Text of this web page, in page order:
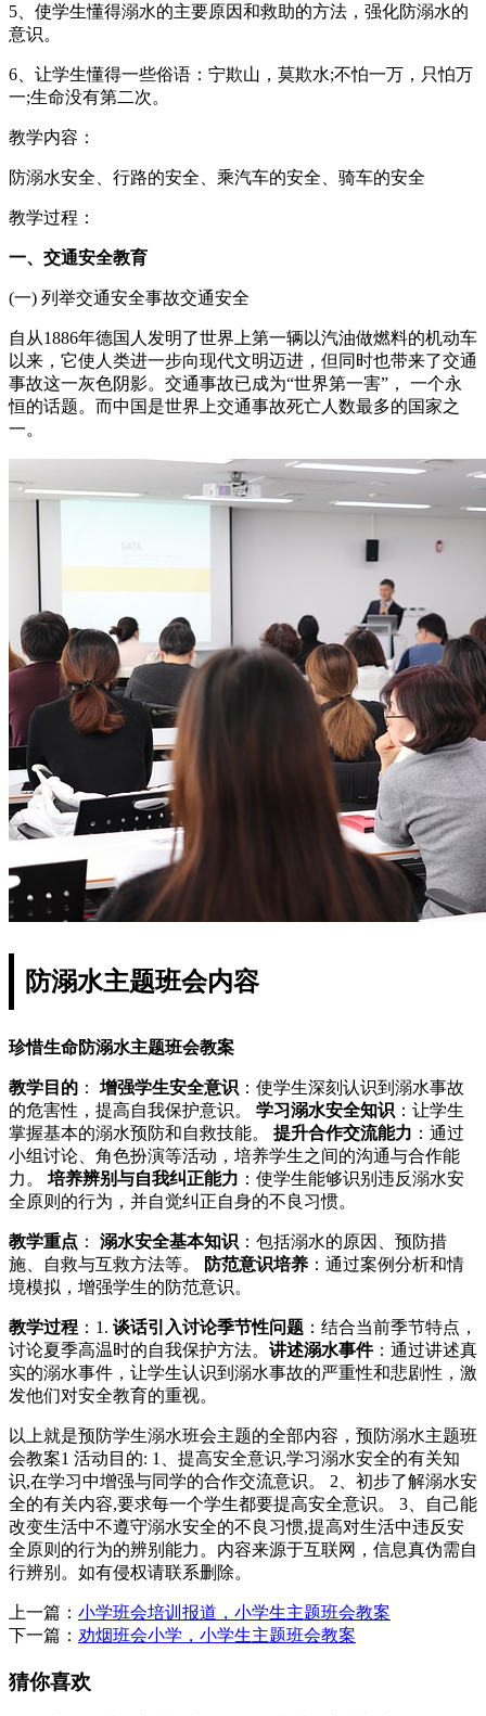
5、使学生懂得溺水的主要原因和救助的方法，强化防溺水的
意识。
6、让学生懂得一些俗语：宁欺山，莫欺水;不怕一万，只怕万
一;生命没有第二次。
教学内容：
防溺水安全、行路的安全、乘汽车的安全、骑车的安全
教学过程：
一、交通安全教育
(一) 列举交通安全事故交通安全
自从1886年德国人发明了世界上第一辆以汽油做燃料的机动车
以来，它使人类进一步向现代文明迈进，但同时也带来了交通
事故这一灰色阴影。交通事故已成为“世界第一害”， 一个永
恒的话题。而中国是世界上交通事故死亡人数最多的国家之
一。
防溺水主题班会内容
珍惜生命防溺水主题班会教案
教学目的 ： 增强学生安全意识 ：使学生深刻认识到溺水事故
的危害性，提高自我保护意识。 学习溺水安全知识 ：让学生
掌握基本的溺水预防和自救技能。 提升合作交流能力 ：通过
小组讨论、角色扮演等活动，培养学生之间的沟通与合作能
力。 培养辨别与自我纠正能力 ：使学生能够识别违反溺水安
全原则的行为，并自觉纠正自身的不良习惯。
教学重点 ： 溺水安全基本知识 ：包括溺水的原因、预防措
施、自救与互救方法等。
防范意识培养 ：通过案例分析和情
境模拟，增强学生的防范意识。
教学过程 ：1. 谈话引入讨论季节性问题 ：结合当前季节特点，
讨论夏季高温时的自我保护方法。 讲述溺水事件：通过讲述真
实的溺水事件，让学生认识到溺水事故的严重性和悲剧性，激
发他们对安全教育的重视。
以上就是预防学生溺水班会主题的全部内容，预防溺水主题班
会教案1 活动目的: 1、提高安全意识,学习溺水安全的有关知
识,在学习中增强与同学的合作交流意识。 2、初步了解溺水安
全的有关内容,要求每一个学生都要提高安全意识。 3、自己能
改变生活中不遵守溺水安全的不良习惯,提高对生活中违反安
全原则的行为的辨别能力。内容来源于互联网，信息真伪需自
行辨别。如有侵权请联系删除。
上一篇： 小学班会培训报道，小学生主题班会教案
下一篇： 劝烟班会小学，小学生主题班会教案
猜你喜欢